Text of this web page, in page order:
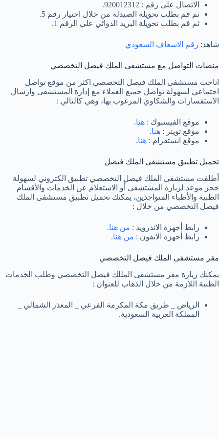
الاتصال على رقم : 920012312.
ثم قم بطلب تحويلة الصيدلة من خلال اختيار رقم 5.
ثم قم بطلب تحويلة البريد الدوائي علي الرقم 1.
شاهد: رقم الاسعاف السعودي
منصات التواصل مع مستشفى الملك فيصل التخصصي
اتاحت مستشفى الملك فيصل التخصصي اكثر من موقع تواصل
اجتماعي لسهولة تواصل جميع العملاء مع إدارة المستشفى وارسال
الاستفسارات والشكاوي المرغوب بها، وهي كالتالي :
موقع الفيسبوك : هنا.
موقع تويتر : هنا.
موقع انستقرام : هنا.
تحميل تطبيق مستشفى الملك فيصل
أطلقت مستشفى الملك فيصل التخصصي تطبيق الكتروني لسهولة
حجز موعد لزيارة المستشفى أو الاستعلام عن الخدمات والأقسام
الطبية والأطباء المتواجدين، يمكنك تحميل تطبيق مستشفى الملك
فيصل التخصصي من خلال :
رابط أجهزة الاندرويد : من هنا.
رابط أجهزة الايفون : من هنا.
مقر مستشفى الملك فيصل التخصصي
يمكنك زيارة مقر مستشفى المللك فيصل التخصصي وطلب الخدمات
الطبية اللازمة من خلال الذهاب للعنوان :
الرياض _ طريق مكة المكرمة الفرعي _ المعذر الشمالي _
المملكة العربية السعودية.